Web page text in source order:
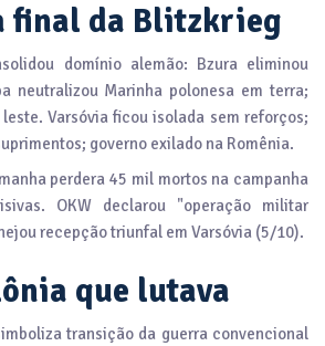
final da Blitzkrieg
domínio alemão: Bzura eliminou
neutralizou Marinha polonesa em terra;
Varsóvia ficou isolada sem reforços;
governo exilado na Romênia.
perdera 45 mil mortos na campanha
OKW declarou "operação militar
recepção triunfal em Varsóvia (5/10).
que lutava
transição da guerra convencional